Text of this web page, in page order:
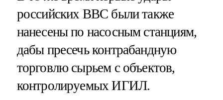
российских ВВС были также
нанесены по насосным станциям,
дабы пресечь контрабандную
торговлю сырьем с объектов,
контролируемых ИГИЛ.